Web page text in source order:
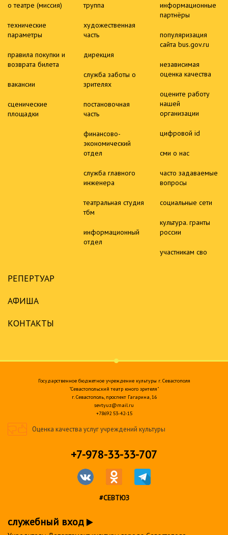
о театре (миссия)
технические
параметры
правила покупки и
возврата билета
вакансии
сценические
площадки
труппа
художественная
часть
дирекция
служба заботы о
зрителях
постановочная
часть
финансово-
экономический
отдел
служба главного
инженера
театральная студия
тбм
информационный
отдел
информационные
партнёры
популяризация
сайта bus.gov.ru
независимая
оценка качества
оцените работу
нашей
организации
цифровой id
сми о нас
часто задаваемые
вопросы
социальные сети
культура. гранты
россии
участникам сво
РЕПЕРТУАР
АФИША
КОНТАКТЫ
Государственное бюджетное учреждение культуры г. Севастополя
"Севастопольский театр юного зрителя"
г. Севастополь, проспект Гагарина, 16
sevtyuz@mail.ru
+78692 53-42-15
Оценка качества услуг учреждений культуры
+7-978-33-33-707
#СЕВТЮЗ
служебный вход